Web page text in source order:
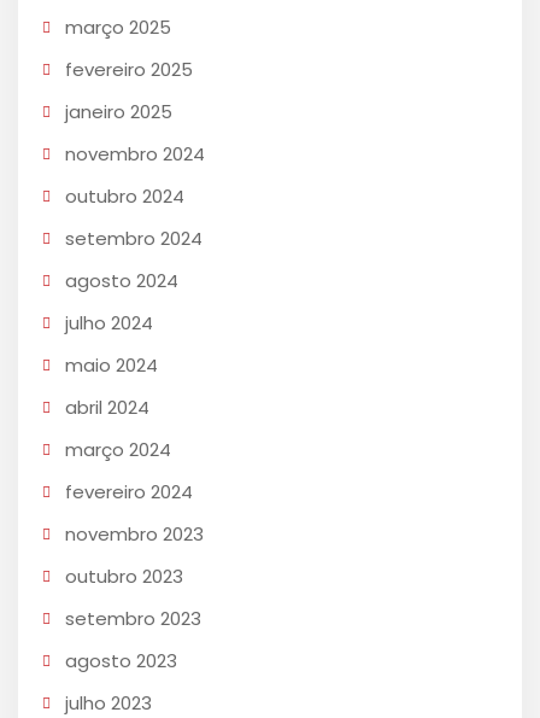
março 2025
fevereiro 2025
janeiro 2025
novembro 2024
outubro 2024
setembro 2024
agosto 2024
julho 2024
maio 2024
abril 2024
março 2024
fevereiro 2024
novembro 2023
outubro 2023
setembro 2023
agosto 2023
julho 2023